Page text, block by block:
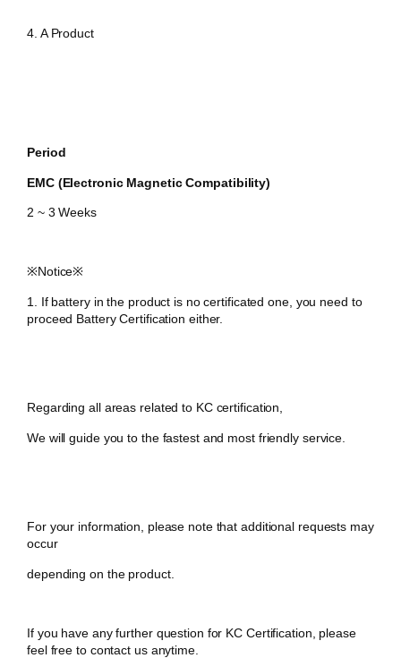
4. A Product
Period
EMC (Electronic Magnetic Compatibility)
2 ~ 3 Weeks
​※Notice※
1. If battery in the product is no certificated one, you need to
proceed Battery Certification either.
Regarding all areas related to KC certification,
We will guide you to the fastest and most friendly service.
For your information, please note that additional requests may
occur
depending on the product.
If you have any further question for KC Certification, please
feel free to contact us anytime.